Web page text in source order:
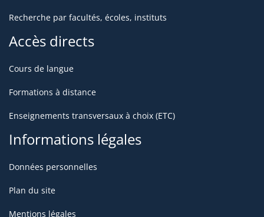
Recherche par facultés, écoles, instituts
Accès directs
Cours de langue
Formations à distance
Enseignements transversaux à choix (ETC)
Informations légales
Données personnelles
Plan du site
Mentions légales